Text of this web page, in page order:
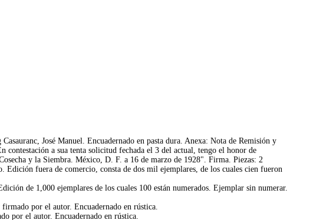
José Manuel. Encuadernado en pasta dura. Anexa: Nota de Remisión y
a sua tenta solicitud fechada el 3 del actual, tengo el honor de
y la Siembra. México, D. F. a 16 de marzo de 1928". Firma. Piezas: 2
fuera de comercio, consta de dos mil ejemplares, de los cuales cien fueron
de 1,000 ejemplares de los cuales 100 están numerados. Ejemplar sin numerar.
por el autor. Encuadernado en rústica.
por el autor. Encuadernado en rústica.